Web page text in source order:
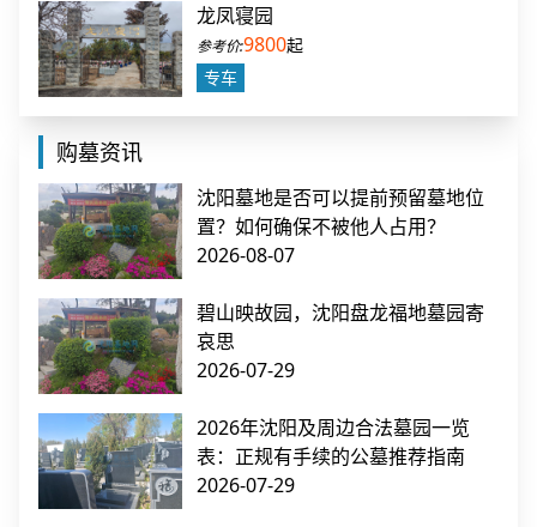
龙凤寝园
9800起
专车
购墓资讯
沈阳墓地是否可以提前预留墓地位
置？如何确保不被他人占用？
2026-08-07
碧山映故园，沈阳盘龙福地墓园寄
哀思
2026-07-29
2026年沈阳及周边合法墓园一览
表：正规有手续的公墓推荐指南
2026-07-29